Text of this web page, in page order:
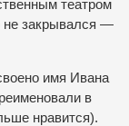
театром
не закрывался —
имя Ивана
в
нравится).